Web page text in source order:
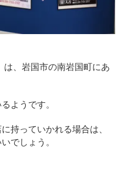
は、岩国市の南岩国町にあ
ようです。
持っていかれる場合は、
でしょう。